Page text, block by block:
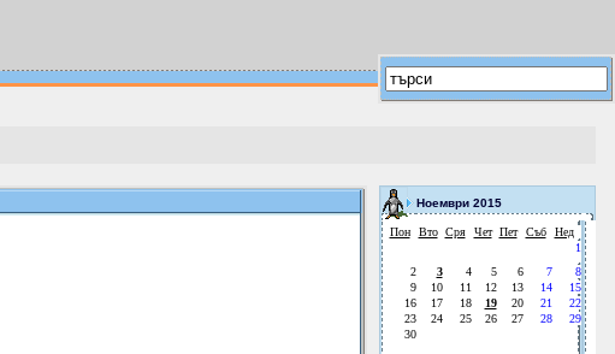
Ноември 2015
Пон Вто Сря Чет Пет Съб
Нед
1
2
3 4 5 6 7
8
9
10 11 12 13 14
15
16
17 18 19 20 21
22
23
24 25 26 27 28
29
30